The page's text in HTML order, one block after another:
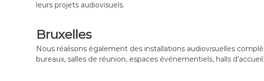
leurs projets audiovisuels.
Bruxelles
Nous réalisons également des installations audiovisuelles
bureaux, salles de réunion, espaces événementiels, halls